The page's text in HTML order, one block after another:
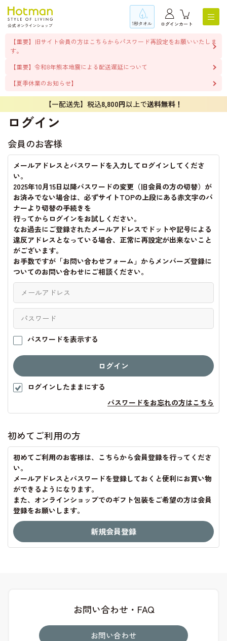
1秒タオル ログインカート
【重要】旧サイト会員の方はこちらからパスワード再設定をお願いいたしま
す。
【重要】令和8年熊本地震による配送遅延について
【夏季休業のお知らせ】
【一配送先】税込8,800円以上で送料無料！
ログイン
会員のお客様
メールアドレスとパスワードを入力してログインしてくださ
い。
2025年10月15日以降パスワードの変更（旧会員の方の切替）が
お済みでない場合は、必ずサイトTOPの上段にある赤文字のバ
ナーより切替の手続きを
行ってからログインをお試しください。
なお過去にご登録されたメールアドレスでドットや記号による
違反アドレスとなっている場合、正常に再設定が出来ないこと
がございます。
お手数ですが「お問い合わせフォーム」からメンバーズ登録に
ついてのお問い合わせにご相談ください。
パスワードを表示する
ログインしたままにする
パスワードをお忘れの方はこちら
初めてご利用の方
初めてご利用のお客様は、こちらから会員登録を行ってくださ
い。
メールアドレスとパスワードを登録しておくと便利にお買い物
ができるようになります。
また、オンラインショップでのギフト包装をご希望の方は会員
登録をお願いします。
お問い合わせ・FAQ
お問い合わせ